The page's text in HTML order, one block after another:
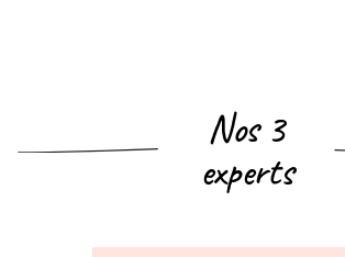
Nos 3
experts